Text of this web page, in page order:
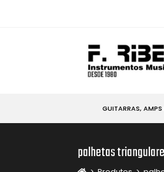
GUITARRAS, AMPS
palhetas